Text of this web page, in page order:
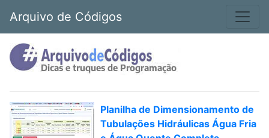
Arquivo de Códigos
Planilha de Dimensionamento de
Tubulações Hidráulicas Água Fria